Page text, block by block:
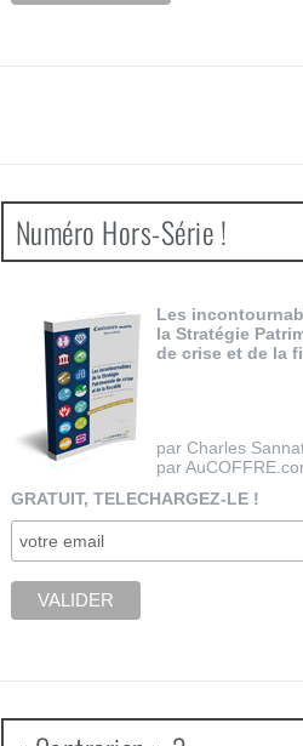
Numéro Hors-Série !
Les
la Stratégie
de crise et de la
par Charles
par
GRATUIT, TELECHARGEZ-LE !